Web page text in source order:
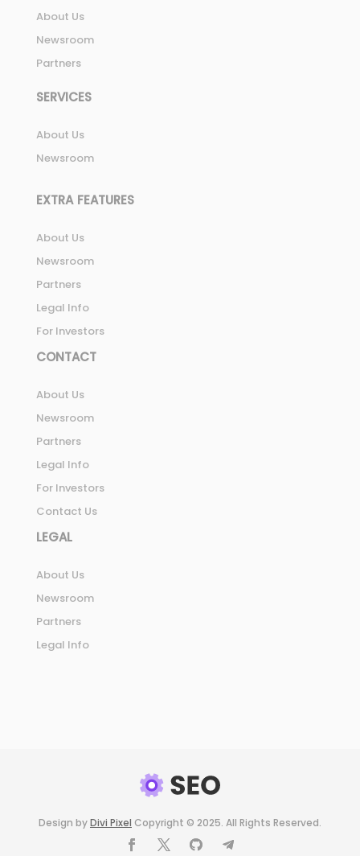
About Us
Newsroom
Partners
SERVICES
About Us
Newsroom
EXTRA FEATURES
About Us
Newsroom
Partners
Legal Info
For Investors
CONTACT
About Us
Newsroom
Partners
Legal Info
For Investors
Contact Us
LEGAL
About Us
Newsroom
Partners
Legal Info
Design byDivi Pixel Copyright © 2025. All Rights Reserved.